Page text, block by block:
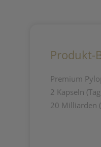
Produkt-
Premium
2 Kapseln
20 Milliarden